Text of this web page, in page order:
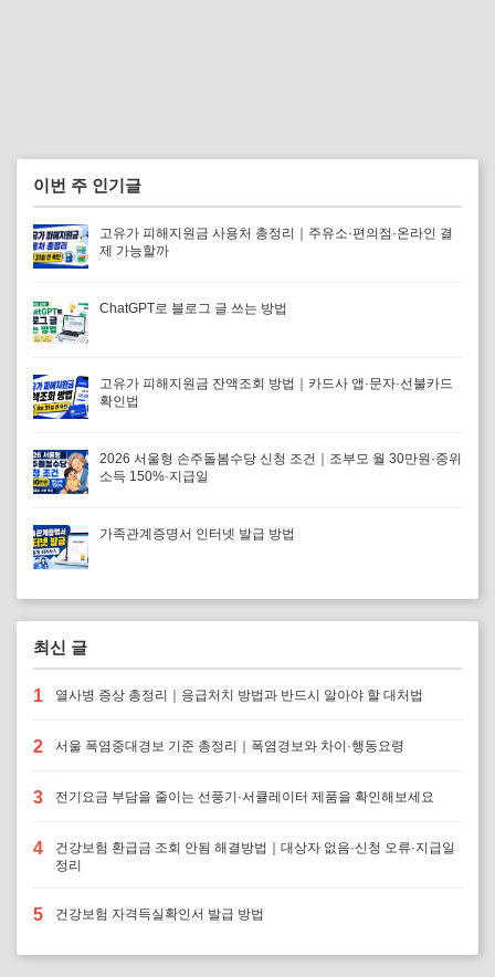
이번 주 인기글
고유가 피해지원금 사용처 총정리｜주유소·편의점·온라인 결
제 가능할까
ChatGPT로 블로그 글 쓰는 방법
고유가 피해지원금 잔액조회 방법｜카드사 앱·문자·선불카드
확인법
2026 서울형 손주돌봄수당 신청 조건｜조부모 월 30만원·중위
소득 150%·지급일
가족관계증명서 인터넷 발급 방법
최신 글
1 열사병 증상 총정리｜응급처치 방법과 반드시 알아야 할 대처법
2 서울 폭염중대경보 기준 총정리｜폭염경보와 차이·행동요령
3 전기요금 부담을 줄이는 선풍기·서큘레이터 제품을 확인해보세요
4
건강보험 환급금 조회 안됨 해결방법｜대상자 없음·신청 오류·지급일
정리
5 건강보험 자격득실확인서 발급 방법